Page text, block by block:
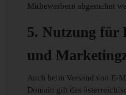
Mitbewerbern abgemahnt
5. Nutzung für
und
Auch beim Versand von E-
Domain gilt das